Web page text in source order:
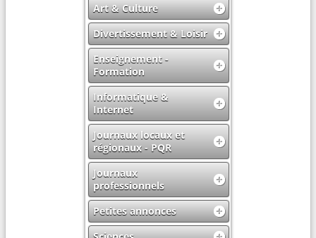
Art & Culture
Divertissement & Loisir
Enseignement -
Formation
Informatique &
Internet
Journaux locaux et
régionaux - PQR
Journaux
professionnels
Petites annonces